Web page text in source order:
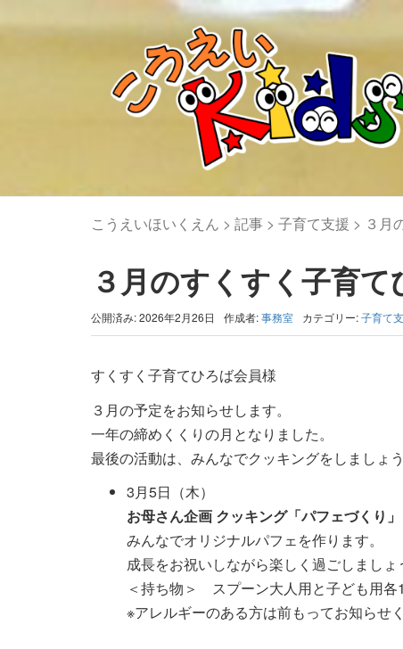
こうえいほいくえん > 記事 > 子育て支援 > ３月
３月のすくすく子育て
公開済み: 2026年2月26日 作成者:事務室 カテゴリー:子育て
すくすく子育てひろば会員様
３月の予定をお知らせします。
一年の締めくくりの月となりました。
最後の活動は、みんなでクッキングをしましょ
3月5日（木）
お母さん企画 クッキング「パフェづくり」
みんなでオリジナルパフェを作ります。
成長をお祝いしながら楽しく過ごしましょ
＜持ち物＞ スプーン大人用と子ども用各
※アレルギーのある方は前もってお知らせく